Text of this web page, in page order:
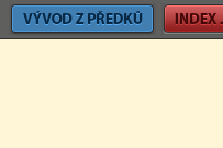
Vývod z předků Index